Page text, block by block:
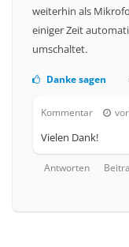
weiterhin als
einiger Zeit
umschaltet.
Danke sagen
Kommentar
Vielen Dank!
Antworten